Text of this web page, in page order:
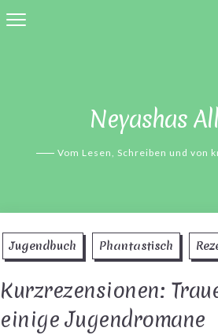
Neyashas
Vom Lesen, Schreiben und von
Jugendbuch Phantastisch
Kurzrezensionen:
einige Jugendromane